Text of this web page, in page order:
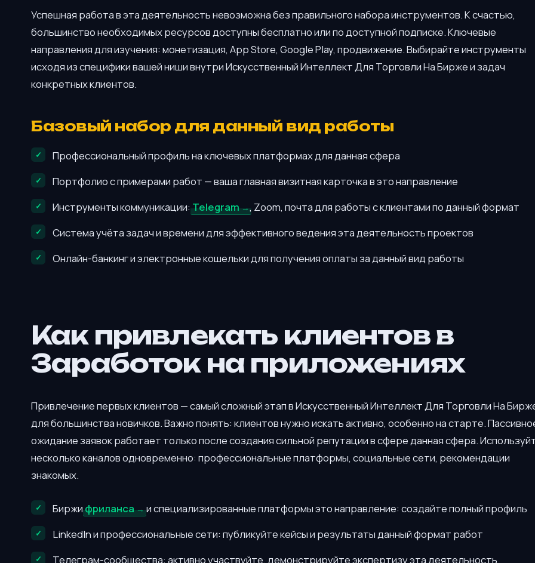
Успешная работа в эта деятельность невозможна без правильного набора инструментов. К счастью,
большинство необходимых ресурсов доступны бесплатно или по доступной подписке. Ключевые
направления для изучения: монетизация, App Store, Google Play, продвижение. Выбирайте инструменты
исходя из специфики вашей ниши внутри Искусственный Интеллект Для Торговли На Бирже и задач
конкретных клиентов.
Базовый набор для данный вид работы
Профессиональный профиль на ключевых платформах для данная сфера
Портфолио с примерами работ — ваша главная визитная карточка в это направление
Инструменты коммуникации:Telegram
, Zoom, почта для работы с клиентами по данный формат
Система учёта задач и времени для эффективного ведения эта деятельность проектов
Онлайн-банкинг и электронные кошельки для получения оплаты за данный вид работы
Как привлекать клиентов в
Заработок на приложениях
Привлечение первых клиентов — самый сложный этап в Искусственный Интеллект Для Торговли На
для большинства новичков. Важно понять: клиентов нужно искать активно, особенно на старте.
ожидание заявок работает только после создания сильной репутации в сфере данная сфера.
несколько каналов одновременно: профессиональные платформы, социальные сети, рекомендации
знакомых.
Биржифриланса
и специализированные платформы это направление: создайте полный профиль
LinkedIn и профессиональные сети: публикуйте кейсы и результаты данный формат работ
Телеграм-сообщества: активно участвуйте, демонстрируйте экспертизу эта деятельность